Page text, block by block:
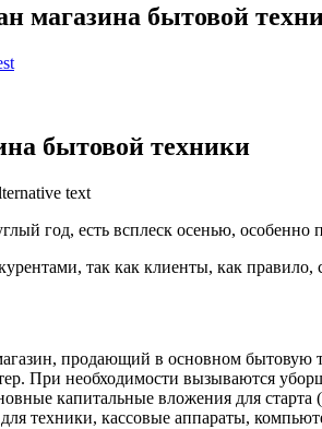
магазина бытовой
бытовой техники
год, есть всплеск осенью,
так как клиенты, как
продающий в основном
При необходимости вызываются
капитальные вложения для
техники, кассовые аппараты,